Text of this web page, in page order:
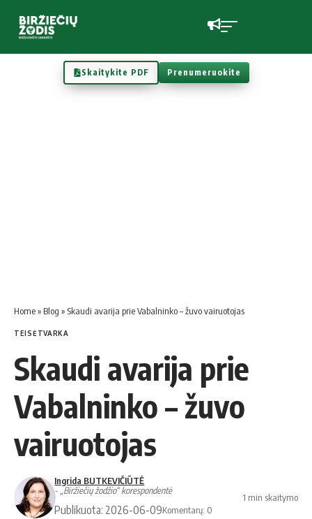
Skaitykite PDF Prenumeruokite
Home» Blog » Skaudi avarija prie Vabalninko – žuvo vairuotojas
TEISĖTVARKA
Skaudi avarija prie
Vabalninko – žuvo
vairuotojas
Ingrida BUTKEVIČIŪTĖ
- „Biržiečių žodžio“ korespondentė
Publikuota: 2026-06-09Komentarų: 0
1 min skaitymo